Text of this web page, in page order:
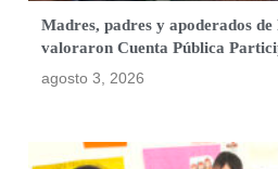
Madres, padres y apoderados de
valoraron Cuenta Pública
agosto 3, 2026